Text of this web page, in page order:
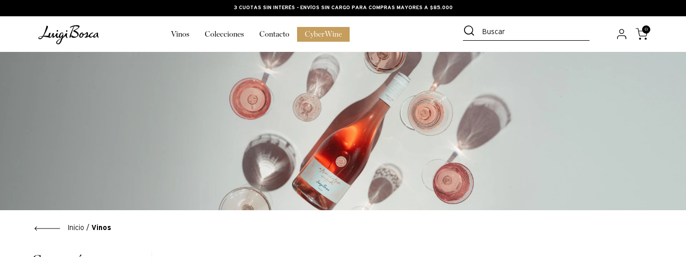
3 CUOTAS SIN INTERÉS - ENVÍOS SIN CARGO PARA COMPRAS MAYORES A $85.000
Vinos Colecciones Contacto CyberWine
Buscar 0
Vinos